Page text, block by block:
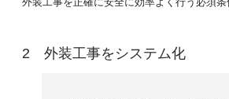
外装工事をシステム化